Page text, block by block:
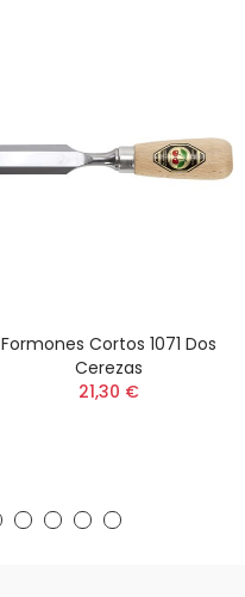
Formones Cortos 1071 Dos
Cerezas
21,30 €